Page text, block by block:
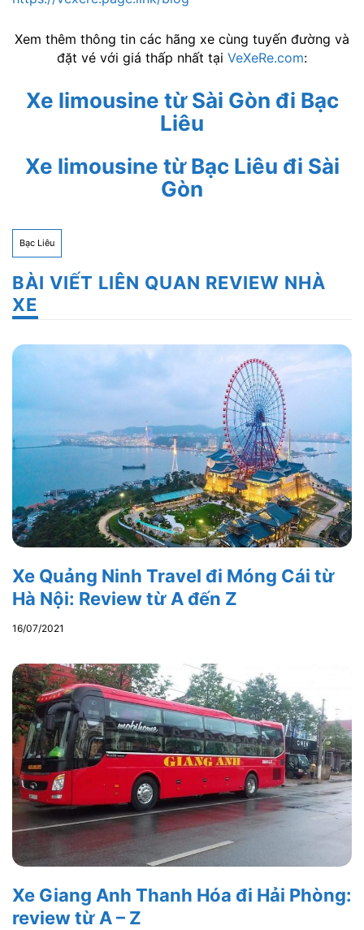
Xem thêm thông tin các hãng xe cùng tuyến đường và
đặt vé với giá thấp nhất tại VeXeRe.com:
Xe limousine từ Sài Gòn đi Bạc
Liêu
Xe limousine từ Bạc Liêu đi Sài
Gòn
Bạc Liêu
BÀI VIẾT LIÊN QUAN REVIEW NHÀ
XE
Xe Quảng Ninh Travel đi Móng Cái từ
Hà Nội: Review từ A đến Z
16/07/2021
Xe Giang Anh Thanh Hóa đi Hải Phòng:
review từ A – Z